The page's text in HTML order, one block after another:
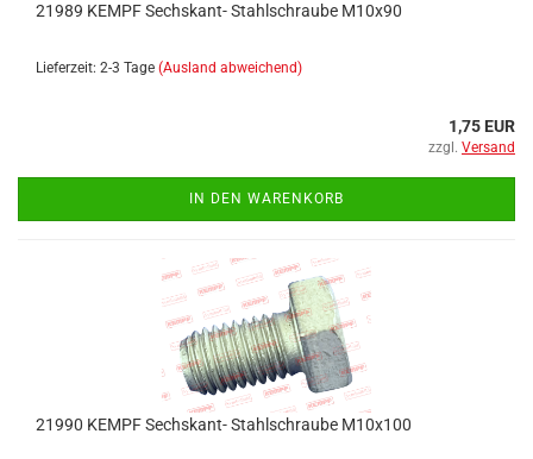
21989 KEMPF Sechskant- Stahlschraube M10x90
Lieferzeit: 2-3 Tage (Ausland abweichend)
1,75 EUR
zzgl. Versand
IN DEN WARENKORB
21990 KEMPF Sechskant- Stahlschraube M10x100